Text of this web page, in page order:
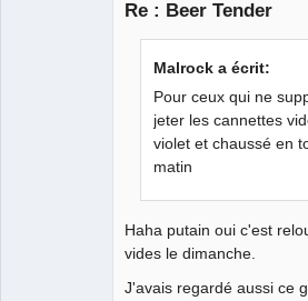
Re : Beer Tender
Malrock a écrit:
Pour ceux qui ne
jeter les cannettes
violet et chaussé en
matin
Haha putain oui c'est
vides le dimanche.
J'avais regardé aussi ce